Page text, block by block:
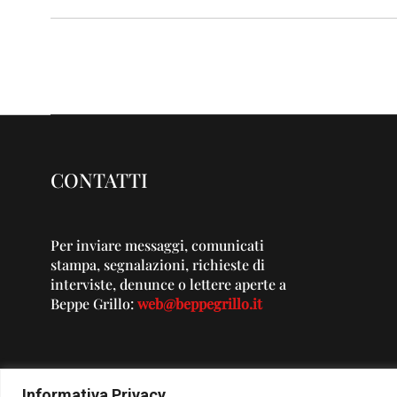
CONTATTI
Per inviare messaggi, comunicati
stampa, segnalazioni, richieste di
interviste, denunce o lettere aperte a
Beppe Grillo:web@beppegrillo.it